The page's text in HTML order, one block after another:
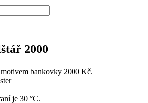
2000
bankovky 2000 Kč.
je 30 °C.